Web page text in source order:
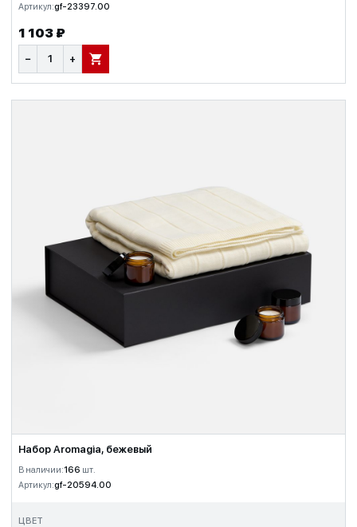
Артикул:gf-23397.00
1 103 ₽
− + В КОРЗИНУ
Набор Aromagia, бежевый
В наличии:166 шт.
Артикул:gf-20594.00
ЦВЕТ